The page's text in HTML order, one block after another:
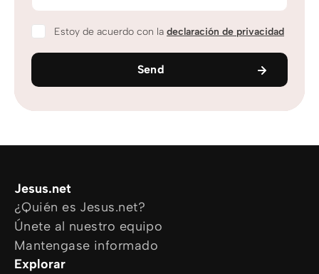
Estoy de acuerdo con la declaración de privacidad
Send
Jesus.net
¿Quién es Jesus.net?
Únete al nuestro equipo
Mantengase informado
Explorar